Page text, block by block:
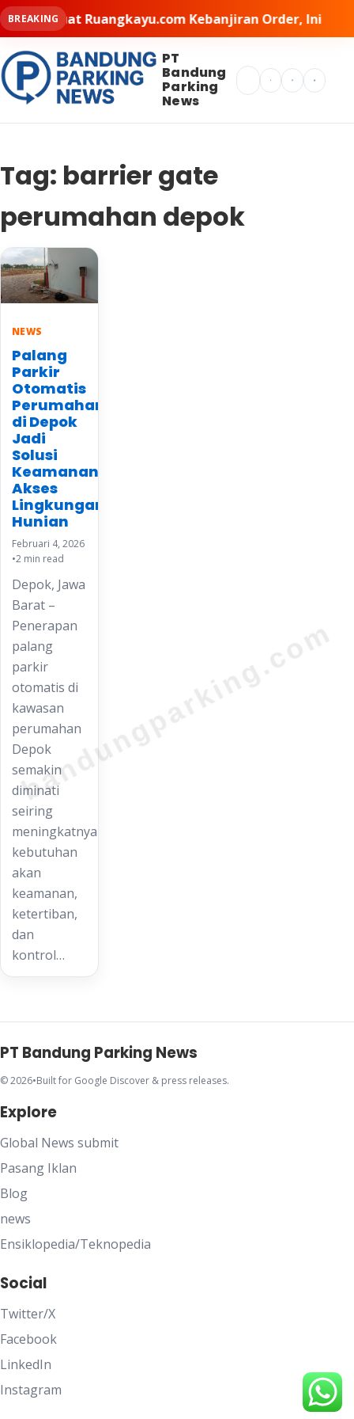
BREAKING
Buat Ruangkayu.com Kebanjiran Order, Ini
PT
Bandung
Parking
News
Search
Tag: barrier gate
perumahan depok
NEWS
Palang
Parkir
Otomatis
Perumahan
di Depok
Jadi
Solusi
Keamanan
Akses
Lingkungan
Hunian
Februari 4, 2026
•2 min read
Depok, Jawa
Barat –
Penerapan
palang
parkir
otomatis di
kawasan
perumahan
Depok
semakin
diminati
seiring
meningkatnya
kebutuhan
akan
keamanan,
ketertiban,
dan
kontrol…
PT Bandung Parking News
© 2026•Built for Google Discover & press releases.
Explore
Global News submit
Pasang Iklan
Blog
news
Ensiklopedia/Teknopedia
Social
Twitter/X
Facebook
LinkedIn
Instagram
bandungparking.com